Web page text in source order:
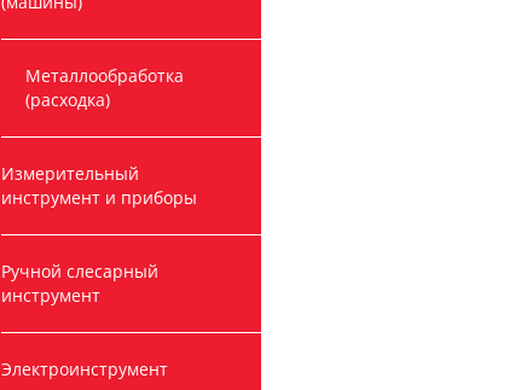
Металлообработка
(расходка)
Измерительный
инструмент и приборы
Ручной слесарный
инструмент
Электроинструмент